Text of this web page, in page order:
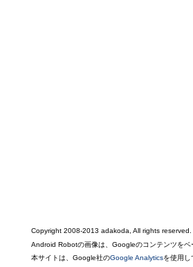
Copyright 2008-2013 adakoda, All rights reserved.
Android Robotの画像は、Googleのコンテンツをベ
本サイトは、Google社のGoogle Analyticsを使用し